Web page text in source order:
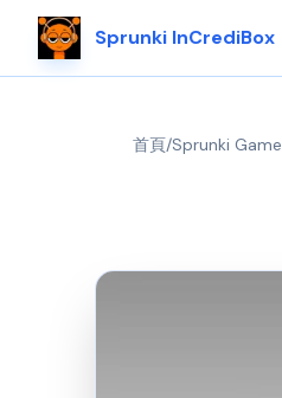
Sprunki InCrediBox
首頁/Sprunki Game